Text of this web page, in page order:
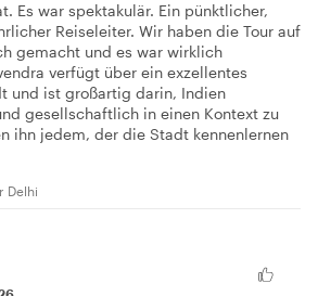
Es war spektakulär. Ein pünktlicher,
Reiseleiter. Wir haben die Tour auf
gemacht und es war wirklich
verfügt über ein exzellentes
und ist großartig darin, Indien
gesellschaftlich in einen Kontext zu
ihn jedem, der die Stadt kennenlernen
Delhi